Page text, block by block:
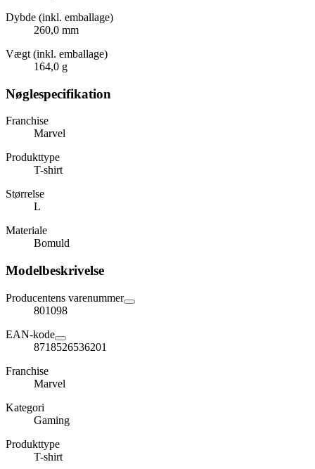
Dybde (inkl. emballage)
260,0 mm
Vægt (inkl. emballage)
164,0 g
Nøglespecifikation
Franchise
Marvel
Produkttype
T-shirt
Størrelse
L
Materiale
Bomuld
Modelbeskrivelse
Producentens varenummer
801098
EAN-kode
8718526536201
Franchise
Marvel
Kategori
Gaming
Produkttype
T-shirt